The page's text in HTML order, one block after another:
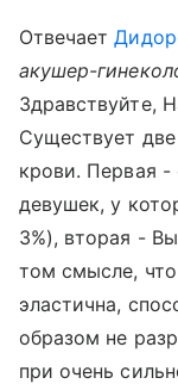
Отвечает
акушер-
Здравствуйте,
Существует
крови. Первая -
девушек, у
3%), вторая -
том смысле, что
эластична,
образом не
при очень